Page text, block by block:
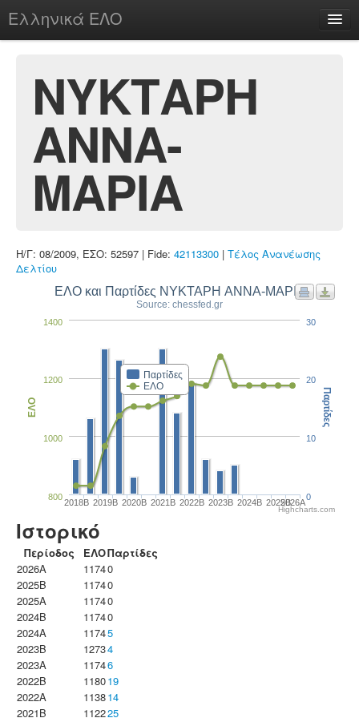
Ελληνικά ΕΛΟ
chesstu.be @ discord
Login
ΝΥΚΤΑΡΗ
ΑΝΝΑ-
ΜΑΡΙΑ
Η/Γ: 08/2009, ΕΣΟ: 52597 | Fide: 42113300 | Τέλος Ανανέωσης
Δελτίου
ΕΛΟ και Παρτίδες ΝΥΚΤΑΡΗ ΑΝΝΑ-ΜΑΡΙΑ
Source: chessfed.gr
Παρτίδες
ΕΛΟ
2018B 2019B 2020B 2021B 2022B 2023B 2024B 2025B2026A
800
1000
1200
1400
ΕΛΟ
0
10
20
30
Παρτίδες
Highcharts.com
Ιστορικό
Περίοδος ΕΛΟΠαρτίδες
2026A
11740
2025B
11740
2025A
11740
2024B
11740
2024A
11745
2023B
12734
2023Α
11746
2022B
118019
2022A
113814
2021B
112225